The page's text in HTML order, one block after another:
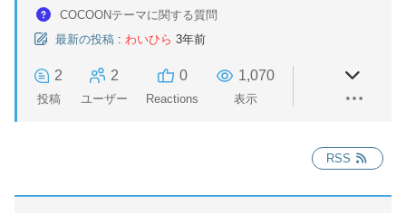
COCOONテーマに関する質問
最新の投稿 : わいひら 3年前
2
投稿
2
ユーザー
0
Reactions
1,070
表示
RSS